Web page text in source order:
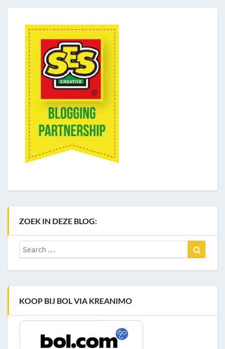
ZOEK IN DEZE BLOG:
Search
for:
KOOP BIJ BOL VIA KREANIMO